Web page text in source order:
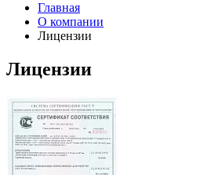
Главная
О компании
Лицензии
Лицензии